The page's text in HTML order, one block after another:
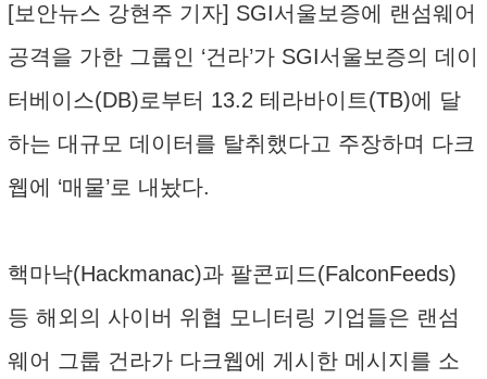
[보안뉴스 강현주 기자] SGI서울보증에 랜섬웨어
공격을 가한 그룹인 ‘건라’가 SGI서울보증의 데이
터베이스(DB)로부터 13.2 테라바이트(TB)에 달
하는 대규모 데이터를 탈취했다고 주장하며 다크
웹에 ‘매물’로 내놨다.
핵마낙(Hackmanac)과 팔콘피드(FalconFeeds)
등 해외의 사이버 위협 모니터링 기업들은 랜섬
웨어 그룹 건라가 다크웹에 게시한 메시지를 소